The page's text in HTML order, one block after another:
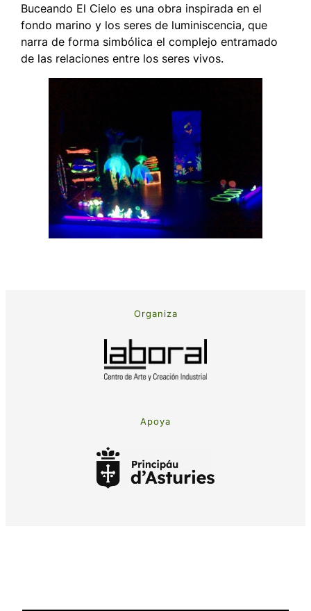
Buceando El Cielo es una obra inspirada en el
fondo marino y los seres de luminiscencia, que
narra de forma simbólica el complejo entramado
de las relaciones entre los seres vivos.
Organiza
Apoya